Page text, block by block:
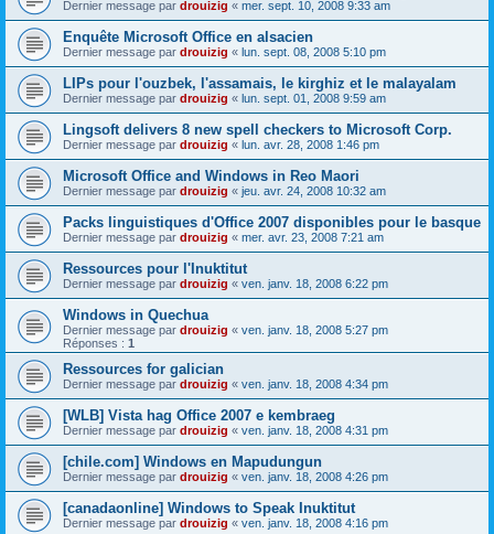
Dernier message par drouizig « mer. sept. 10, 2008 9:33 am
Enquête Microsoft Office en alsacien
Dernier message par drouizig « lun. sept. 08, 2008 5:10 pm
LIPs pour l'ouzbek, l'assamais, le kirghiz et le malayalam
Dernier message par drouizig « lun. sept. 01, 2008 9:59 am
Lingsoft delivers 8 new spell checkers to Microsoft Corp.
Dernier message par drouizig « lun. avr. 28, 2008 1:46 pm
Microsoft Office and Windows in Reo Maori
Dernier message par drouizig « jeu. avr. 24, 2008 10:32 am
Packs linguistiques d'Office 2007 disponibles pour le basque
Dernier message par drouizig « mer. avr. 23, 2008 7:21 am
Ressources pour l'Inuktitut
Dernier message par drouizig « ven. janv. 18, 2008 6:22 pm
Windows in Quechua
Dernier message par drouizig « ven. janv. 18, 2008 5:27 pm
Réponses : 1
Ressources for galician
Dernier message par drouizig « ven. janv. 18, 2008 4:34 pm
[WLB] Vista hag Office 2007 e kembraeg
Dernier message par drouizig « ven. janv. 18, 2008 4:31 pm
[chile.com] Windows en Mapudungun
Dernier message par drouizig « ven. janv. 18, 2008 4:26 pm
[canadaonline] Windows to Speak Inuktitut
Dernier message par drouizig « ven. janv. 18, 2008 4:16 pm